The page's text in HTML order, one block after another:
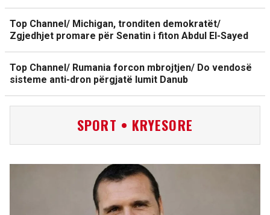
Top Channel/ Michigan, tronditen demokratët/
Zgjedhjet promare për Senatin i fiton Abdul El-Sayed
Top Channel/ Rumania forcon mbrojtjen/ Do vendosë
sisteme anti-dron përgjatë lumit Danub
SPORT • KRYESORE